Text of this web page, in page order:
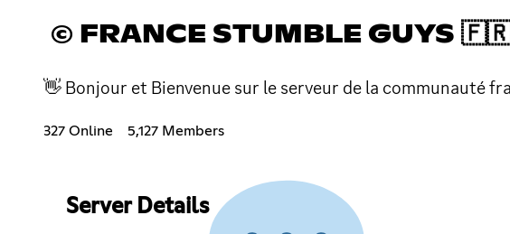
© FRANCE STUMBLE GUYS
👋 Bonjour et Bienvenue sur le serveur de la communauté
327 Online 5,127 Members
Server Details